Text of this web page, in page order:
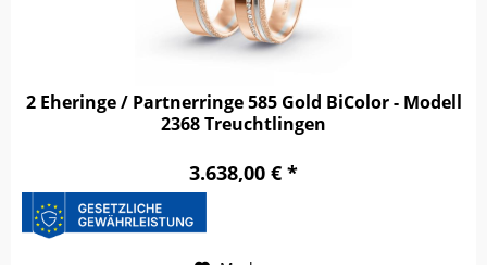
2 Eheringe / Partnerringe 585 Gold BiColor - Modell
2368 Treuchtlingen
3.638,00 € *